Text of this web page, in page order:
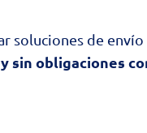
soluciones de
obligaciones